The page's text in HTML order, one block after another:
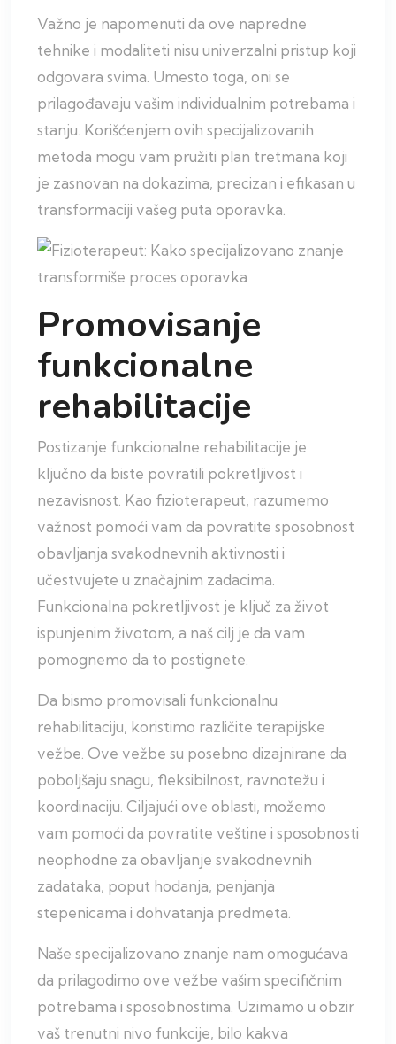
Važno je napomenuti da ove napredne
tehnike i modaliteti nisu univerzalni pristup koji
odgovara svima. Umesto toga, oni se
prilagođavaju vašim individualnim potrebama i
stanju. Korišćenjem ovih specijalizovanih
metoda mogu vam pružiti plan tretmana koji
je zasnovan na dokazima, precizan i efikasan u
transformaciji vašeg puta oporavka.
Promovisanje
funkcionalne
rehabilitacije
Postizanje funkcionalne rehabilitacije je
ključno da biste povratili pokretljivost i
nezavisnost. Kao fizioterapeut, razumemo
važnost pomoći vam da povratite sposobnost
obavljanja svakodnevnih aktivnosti i
učestvujete u značajnim zadacima.
Funkcionalna pokretljivost je ključ za život
ispunjenim životom, a naš cilj je da vam
pomognemo da to postignete.
Da bismo promovisali funkcionalnu
rehabilitaciju, koristimo različite terapijske
vežbe. Ove vežbe su posebno dizajnirane da
poboljšaju snagu, fleksibilnost, ravnotežu i
koordinaciju. Ciljajući ove oblasti, možemo
vam pomoći da povratite veštine i sposobnosti
neophodne za obavljanje svakodnevnih
zadataka, poput hodanja, penjanja
stepenicama i dohvatanja predmeta.
Naše specijalizovano znanje nam omogućava
da prilagodimo ove vežbe vašim specifičnim
potrebama i sposobnostima. Uzimamo u obzir
vaš trenutni nivo funkcije, bilo kakva